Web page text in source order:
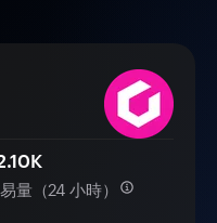
量（24 小時）